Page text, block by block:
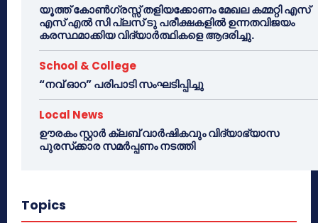
യൂത്ത് കോൺഗ്രസ്സ് തളിയക്കോണം മേഖല കമ്മറ്റി എസ്
എസ് എൽ സി പ്ലസ് ടു പരീക്ഷകളിൽ ഉന്നതവിജയം
കരസ്ഥമാക്കിയ വിദ്യാർത്ഥികളെ ആദരിച്ചു.
School & College
“നവ് ഓറ” പരിപാടി സംഘടിപ്പിച്ചു
Local News
ഊരകം സ്റ്റാർ ക്ലബ് വാർഷികവും വിദ്യാഭ്യാസ
പുരസ്‌ക്കാര സമർപ്പണം നടത്തി
Topics